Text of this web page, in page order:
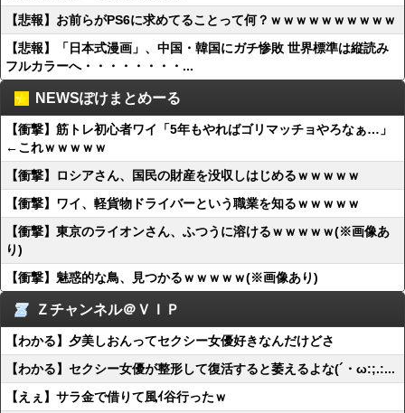
【悲報】お前らがPS6に求めてることって何？ｗｗｗｗｗｗｗｗｗｗ
【悲報】「日本式漫画」、中国・韓国にガチ惨敗 世界標準は縦読み
フルカラーへ・・・・・・・・...
NEWSぽけまとめーる
【衝撃】筋トレ初心者ワイ「5年もやればゴリマッチョやろなぁ…」
←これｗｗｗｗｗ
【衝撃】ロシアさん、国民の財産を没収しはじめるｗｗｗｗｗ
【衝撃】ワイ、軽貨物ドライバーという職業を知るｗｗｗｗｗ
【衝撃】東京のライオンさん、ふつうに溶けるｗｗｗｗｗ(※画像あ
り)
【衝撃】魅惑的な鳥、見つかるｗｗｗｗｗ(※画像あり)
Ｚチャンネル＠ＶＩＰ
【わかる】夕美しおんってセクシー女優好きなんだけどさ
【わかる】セクシー女優が整形して復活すると萎えるよな(´・ω:;.:...
【えぇ】サラ金で借りて風ｲ谷行ったｗ